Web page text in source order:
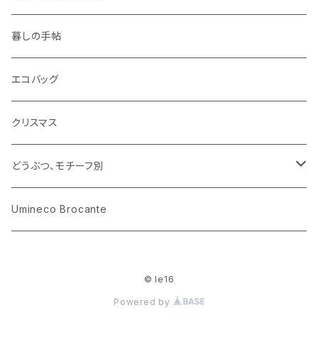
ピノキオ
ミニチュア、ドールハウス
古レコード
古せっけん
ラッピングペーパー、壁紙
紙
布地
ガラス
花びん
小物入れ
陶磁器
カップアンドソーサー
プレート
木製品
ホーロー
メタル
暮しの手帖
エコバッグ
クリスマス
どうぶつ、モチーフ別
くま、ベア
Umineco Brocante
© le16
Powered by